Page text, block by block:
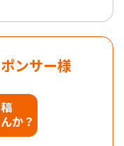
ンサー様
か？